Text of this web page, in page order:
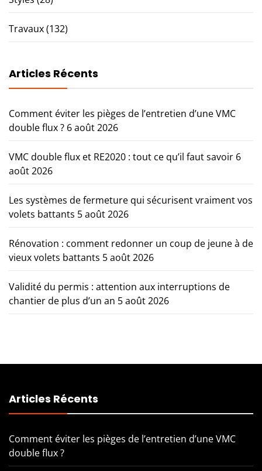
Travaux(132)
Articles Récents
Comment éviter les pièges de l’entretien d’une VMC
double flux ? 6 août 2026
VMC double flux et RE2020 : tout ce qu’il faut savoir 6
août 2026
Les systèmes de fermeture qui sécurisent vraiment vos
volets battants 5 août 2026
Rénovation : comment redonner un coup de jeune à de
vieux volets battants 5 août 2026
Validité du permis : attention aux interruptions de
chantier de plus d’un an 5 août 2026
Articles Récents
Comment éviter les pièges de l’entretien d’une VMC
double flux ?